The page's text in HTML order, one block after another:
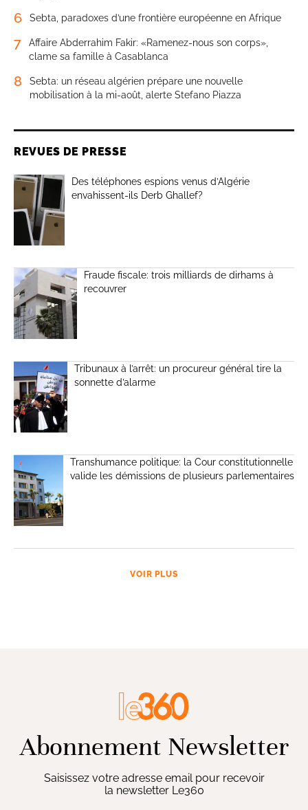
6 Sebta, paradoxes d’une frontière européenne en Afrique
7
Affaire Abderrahim Fakir: «Ramenez-nous son corps»,
clame sa famille à Casablanca
8
Sebta: un réseau algérien prépare une nouvelle
mobilisation à la mi-août, alerte Stefano Piazza
REVUES DE PRESSE
Des téléphones espions venus d’Algérie
envahissent-ils Derb Ghallef?
Fraude fiscale: trois milliards de dirhams à
recouvrer
Tribunaux à l’arrêt: un procureur général tire la
sonnette d’alarme
Transhumance politique: la Cour constitutionnelle
valide les démissions de plusieurs parlementaires
VOIR PLUS
Abonnement Newsletter
Saisissez votre adresse email pour recevoir
la newsletter Le360